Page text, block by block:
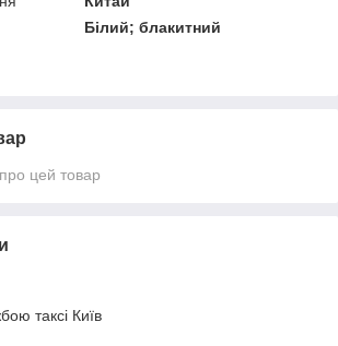
Білий; блакитний
цей товар
таксі Київ